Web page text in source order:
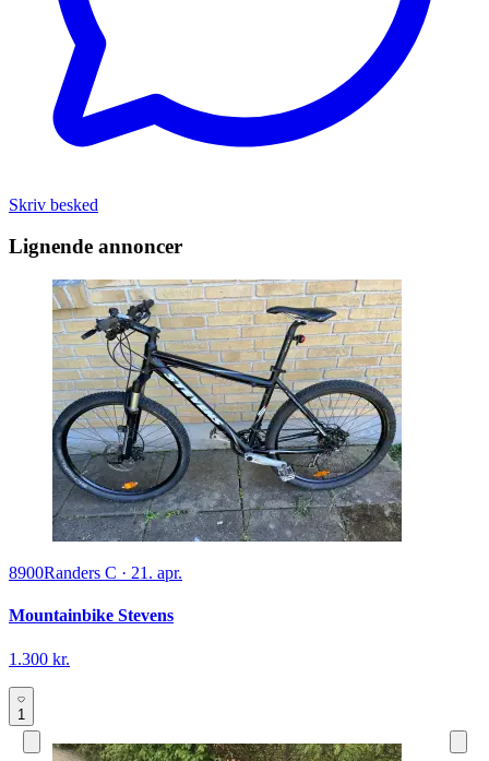
Skriv besked
Lignende annoncer
8900Randers C · 21. apr.
Mountainbike Stevens
1.300 kr.
1